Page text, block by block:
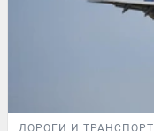
ДОРОГИ И ТРАНСПОРТ